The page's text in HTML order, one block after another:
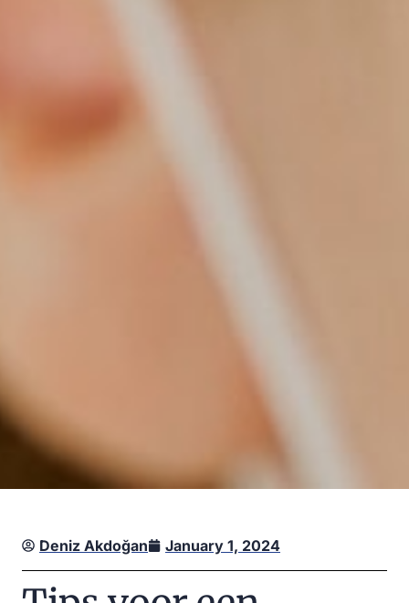
Deniz Akdoğan January 1, 2024